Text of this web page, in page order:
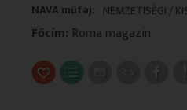
NAVA műfaj: NEMZETISÉGI /
Főcím: Roma magazin